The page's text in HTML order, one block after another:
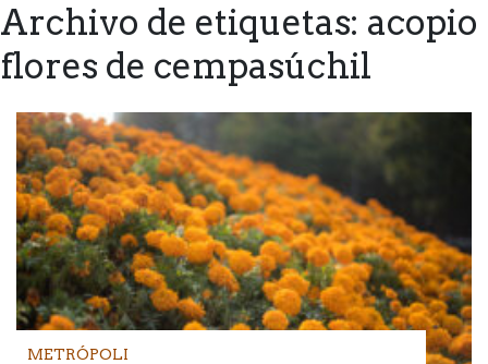
Archivo de etiquetas: acopio
flores de cempasúchil
METRÓPOLI